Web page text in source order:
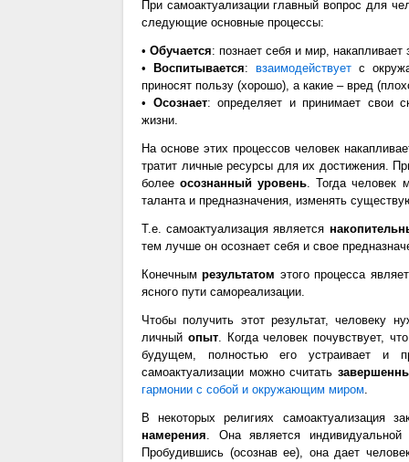
При самоактуализации главный вопрос для
следующие основные процессы:
• Обучается: познает себя и мир, накапливает
•
Воспитывается: взаимодействуетс
приносят пользу (хорошо), а какие – вред
• Осознает: определяет и принимает свои
жизни.
На основе этих процессов человек
тратит личные ресурсы для их достижения.
болееосознанный уровень. Тогда человек
таланта и предназначения, изменять
Т.е. самоактуализация является
тем лучше он осознает себя и свое
Конечнымрезультатом этого процесса
ясного пути самореализации.
Чтобы получить этот результат, человеку
личный опыт. Когда человек почувствует,
будущем, полностью его устраивает и
самоактуализации можно считать
гармонии с собой и окружающим миром.
В некоторых религиях самоактуализация
намерения. Она является индивидуальной
Пробудившись (осознав ее), она дает